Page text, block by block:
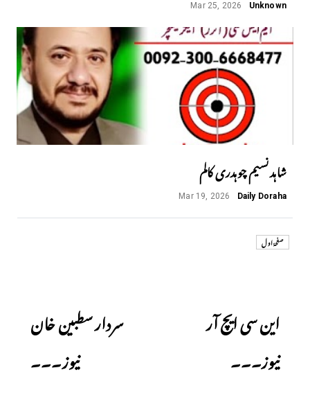
Unknown
Mar 25, 2026
شاہد نسیم چوہدری کالم
Daily Doraha
Mar 19, 2026
صفحۂ اول
این سی ایچ آر
نیوز۔۔۔
سردار سطبین خان
نیوز۔۔۔